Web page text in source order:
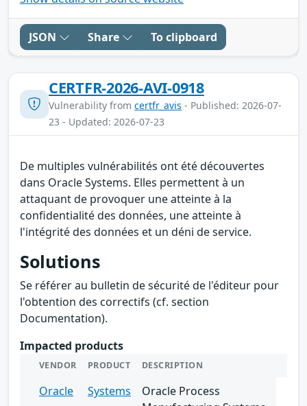
JSON Share To clipboard
CERTFR-2026-AVI-0918
Vulnerability from certfr_avis - Published: 2026-07-
23 - Updated: 2026-07-23
De multiples vulnérabilités ont été découvertes
dans Oracle Systems. Elles permettent à un
attaquant de provoquer une atteinte à la
confidentialité des données, une atteinte à
l'intégrité des données et un déni de service.
Solutions
Se référer au bulletin de sécurité de l'éditeur pour
l'obtention des correctifs (cf. section
Documentation).
Impacted products
VENDOR PRODUCT DESCRIPTION
Oracle Systems
Oracle Process